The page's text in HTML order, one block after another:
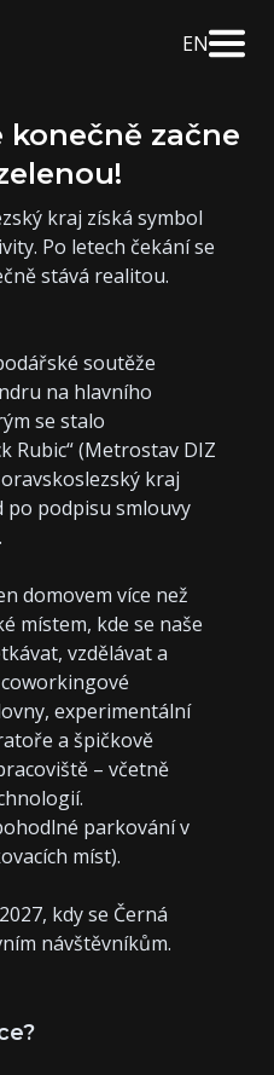
EN
konečně začne
kraj získá symbol
Po letech čekání se
stává realitou.
soutěže
na hlavního
se stalo
Rubic“ (Metrostav DIZ
kraj
po podpisu smlouvy
domovem více než
místem, kde se naše
vzdělávat a
experimentální
a špičkově
– včetně
parkování v
míst).
kdy se Černá
návštěvníkům.